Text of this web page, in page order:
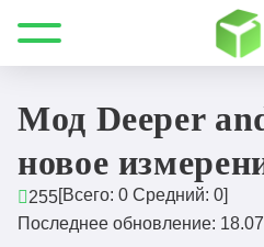
Все для Minecraft
Мод Deeper and Darker –
Мод Deeper
новое
255[Всего: 0 Средний: 0]
Последнее обновление: